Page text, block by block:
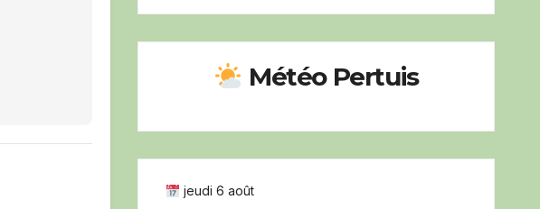
Météo Pertuis
jeudi 6 août